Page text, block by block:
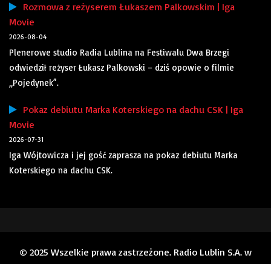
Rozmowa z reżyserem Łukaszem Palkowskim | Iga
Movie
2026-08-04
Plenerowe studio Radia Lublina na Festiwalu Dwa Brzegi
odwiedził reżyser Łukasz Palkowski – dziś opowie o filmie
„Pojedynek”.
Pokaz debiutu Marka Koterskiego na dachu CSK | Iga
Movie
2026-07-31
Iga Wójtowicza i jej gość zaprasza na pokaz debiutu Marka
Koterskiego na dachu CSK.
© 2025 Wszelkie prawa zastrzeżone. Radio Lublin S.A. w